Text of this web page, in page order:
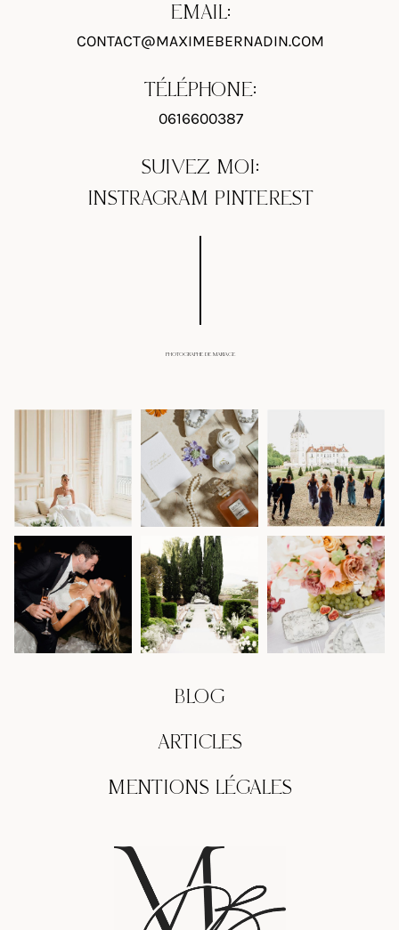
EMAIL:
CONTACT@MAXIMEBERNADIN.COM
TÉLÉPHONE:
0616600387
SUIVEZ MOI:
INSTRAGRAM PINTEREST
PHOTOGRAPHE DE MARIAGE
BLOG
ARTICLES
MENTIONS LÉGALES